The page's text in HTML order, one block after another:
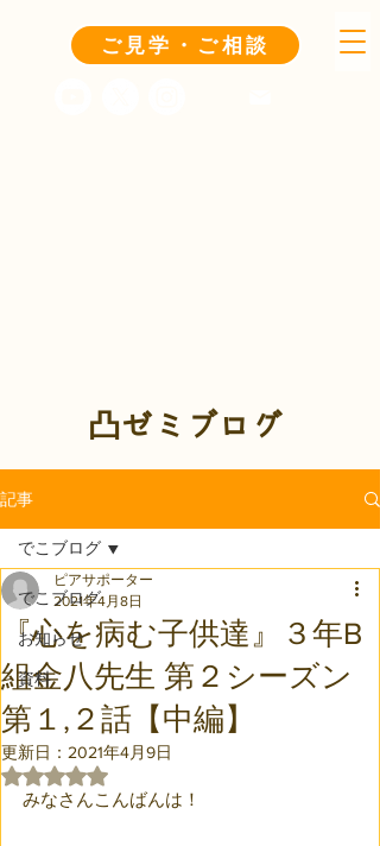
ご見学・ご相談
凸ゼミブログ
記事
でこブログ
お知らせ
資料
でこブログ
『心を病む子供達』３年B
組金八先生 第２シーズン
第１,２話【中編】
ピアサポーター
2021年4月8日
更新日： 2021年4月9日
5つ星のうちNaNと評価されています。
みなさんこんばんは！